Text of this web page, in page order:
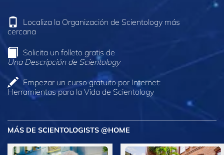
Localiza la Organización de Scientology más
cercana
Solicita un folleto gratis de
Una Descripción de Scientology
Empezar un curso gratuito por Internet:
Herramientas para la Vida de Scientology
MÁS DE SCIENTOLOGISTS @HOME